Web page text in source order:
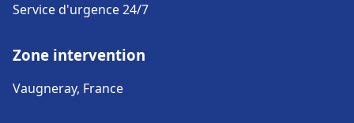
Service d'urgence 24/7
Zone intervention
Vaugneray, France